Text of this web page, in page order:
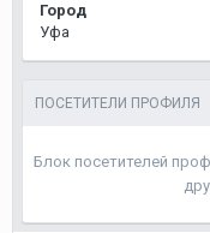
Город
Уфа
ПОСЕТИТЕЛИ ПРОФИЛЯ
Блок посетителей